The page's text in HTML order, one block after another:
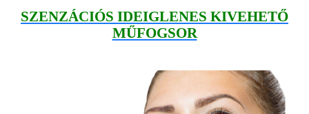
SZENZÁCIÓS IDEIGLENES KIVEHETŐ
MŰFOGSOR